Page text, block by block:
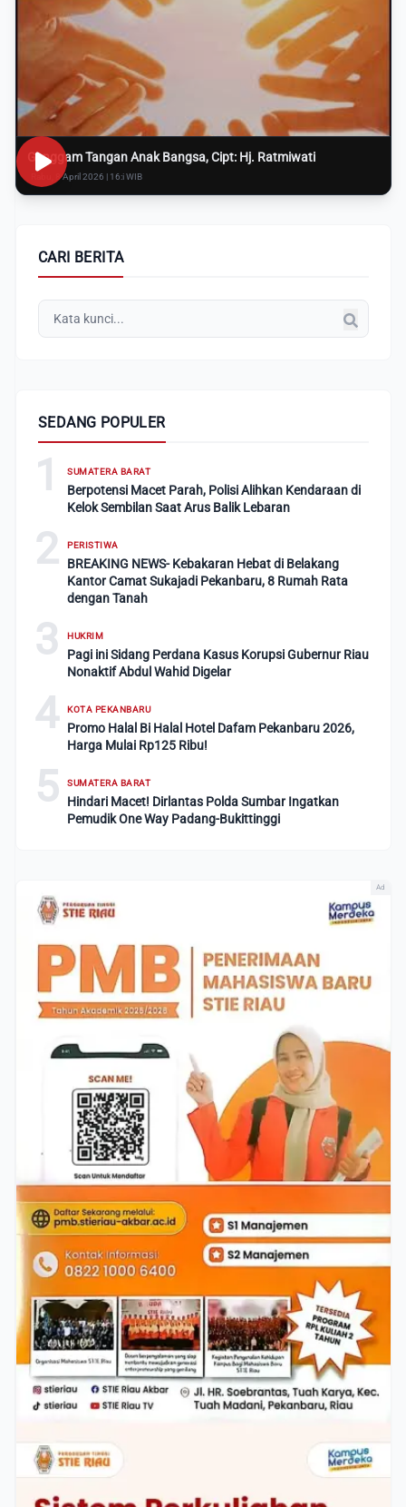
Genggam Tangan Anak Bangsa, Cipt: Hj. Ratmiwati
Rabu, 8 April 2026 | 16:i WIB
CARI BERITA
SEDANG POPULER
1 SUMATERA BARAT
Berpotensi Macet Parah, Polisi Alihkan Kendaraan di
Kelok Sembilan Saat Arus Balik Lebaran
2 PERISTIWA
BREAKING NEWS- Kebakaran Hebat di Belakang
Kantor Camat Sukajadi Pekanbaru, 8 Rumah Rata
dengan Tanah
3 HUKRIM
Pagi ini Sidang Perdana Kasus Korupsi Gubernur Riau
Nonaktif Abdul Wahid Digelar
4 KOTA PEKANBARU
Promo Halal Bi Halal Hotel Dafam Pekanbaru 2026,
Harga Mulai Rp125 Ribu!
5 SUMATERA BARAT
Hindari Macet! Dirlantas Polda Sumbar Ingatkan
Pemudik One Way Padang-Bukittinggi
Ad